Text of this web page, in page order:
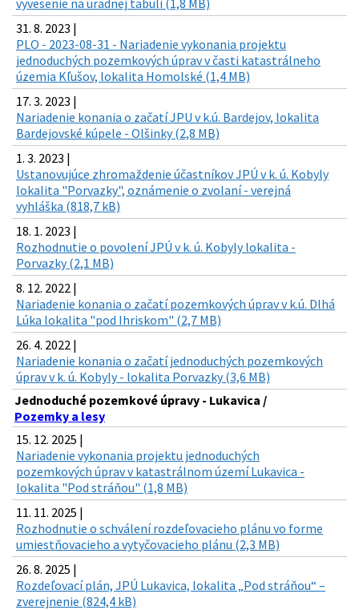
31. 8. 2023 |
PLO - 2023-08-31 - Nariadenie vykonania projektu
jednoduchých pozemkových úprav v časti katastrálneho
územia Kľušov, lokalita Homolské (1,4 MB)
17. 3. 2023 |
Nariadenie konania o začatí JPU v k.ú. Bardejov, lokalita
Bardejovské kúpele - Olšinky (2,8 MB)
1. 3. 2023 |
Ustanovujúce zhromaždenie účastníkov JPÚ v k. ú. Kobyly
lokalita "Porvazky", oznámenie o zvolaní - verejná
vyhláška (818,7 kB)
18. 1. 2023 |
Rozhodnutie o povolení JPÚ v k. ú. Kobyly lokalita -
Porvazky (2,1 MB)
8. 12. 2022 |
Nariadenie konania o začatí pozemkových úprav v k.ú. Dlhá
Lúka lokalita "pod Ihriskom" (2,7 MB)
26. 4. 2022 |
Nariadenie konania o začatí jednoduchých pozemkových
úprav v k. ú. Kobyly - lokalita Porvazky (3,6 MB)
Jednoduché pozemkové úpravy - Lukavica /
Pozemky a lesy
15. 12. 2025 |
Nariadenie vykonania projektu jednoduchých
pozemkových úprav v katastrálnom území Lukavica -
lokalita "Pod stráňou" (1,8 MB)
11. 11. 2025 |
Rozhodnutie o schválení rozdeľovacieho plánu vo forme
umiestňovacieho a vytyčovacieho plánu (2,3 MB)
26. 8. 2025 |
Rozdeľovací plán, JPÚ Lukavica, lokalita „Pod stráňou“ –
zverejnenie (824,4 kB)